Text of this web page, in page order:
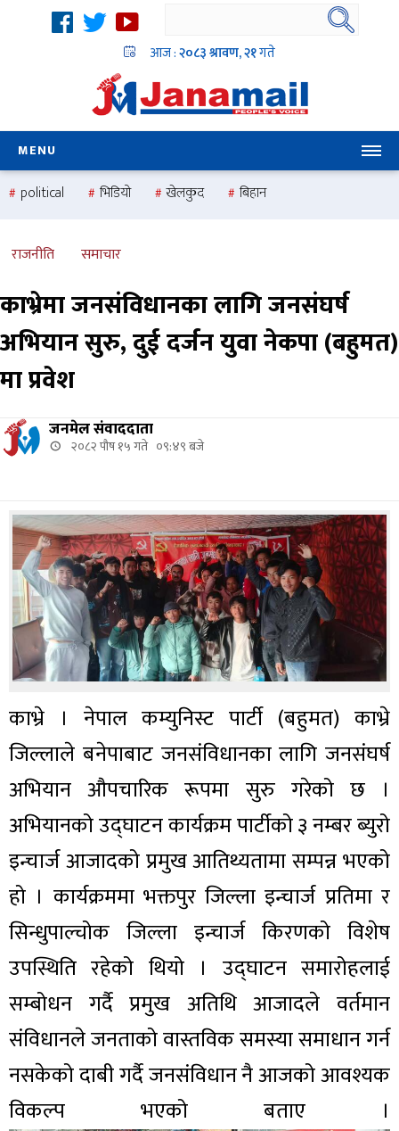
आज :२०८३ श्रावण, २१गते
MENU
political भिडियो खेलकुद
बिहान
national
health
राजनीति समाचार
काभ्रेमा जनसंविधानका लागि जनसंघर्ष
अभियान सुरु, दुई दर्जन युवा नेकपा (बहुमत)
मा प्रवेश
जनमेल संवाददाता
२०८२ पौष १५ गते ०९:४९ बजे
काभ्रे । नेपाल कम्युनिस्ट पार्टी (बहुमत) काभ्रे
जिल्लाले बनेपाबाट जनसंविधानका लागि जनसंघर्ष
अभियान औपचारिक रूपमा सुरु गरेको छ ।
अभियानको उद्घाटन कार्यक्रम पार्टीको ३ नम्बर ब्युरो
इन्चार्ज आजादको प्रमुख आतिथ्यतामा सम्पन्न भएको
हो । कार्यक्रममा भक्तपुर जिल्ला इन्चार्ज प्रतिमा र
सिन्धुपाल्चोक जिल्ला इन्चार्ज किरणको विशेष
उपस्थिति रहेको थियो । उद्घाटन समारोहलाई
सम्बोधन गर्दै प्रमुख अतिथि आजादले वर्तमान
संविधानले जनताको वास्तविक समस्या समाधान गर्न
नसकेको दाबी गर्दै जनसंविधान नै आजको आवश्यक
विकल्प भएको बताए ।